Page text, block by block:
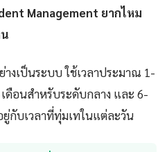
Management ยากไหม
างเป็นระบบ ใช้เวลาประมาณ 1-
ดือนสำหรับระดับกลาง และ 6-
กับเวลาที่ทุ่มเทในแต่ละวัน